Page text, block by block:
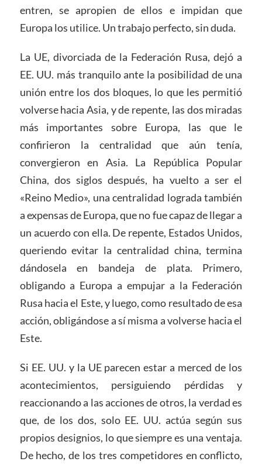
entren, se apropien de ellos e impidan que
Europa los utilice. Un trabajo perfecto, sin duda.
La UE, divorciada de la Federación Rusa, dejó a
EE. UU. más tranquilo ante la posibilidad de una
unión entre los dos bloques, lo que les permitió
volverse hacia Asia, y de repente, las dos miradas
más importantes sobre Europa, las que le
confirieron la centralidad que aún tenía,
convergieron en Asia. La República Popular
China, dos siglos después, ha vuelto a ser el
«Reino Medio», una centralidad lograda también
a expensas de Europa, que no fue capaz de llegar a
un acuerdo con ella. De repente, Estados Unidos,
queriendo evitar la centralidad china, termina
dándosela en bandeja de plata. Primero,
obligando a Europa a empujar a la Federación
Rusa hacia el Este, y luego, como resultado de esa
acción, obligándose a sí misma a volverse hacia el
Este.
Si EE. UU. y la UE parecen estar a merced de los
acontecimientos, persiguiendo pérdidas y
reaccionando a las acciones de otros, la verdad es
que, de los dos, solo EE. UU. actúa según sus
propios designios, lo que siempre es una ventaja.
De hecho, de los tres competidores en conflicto,